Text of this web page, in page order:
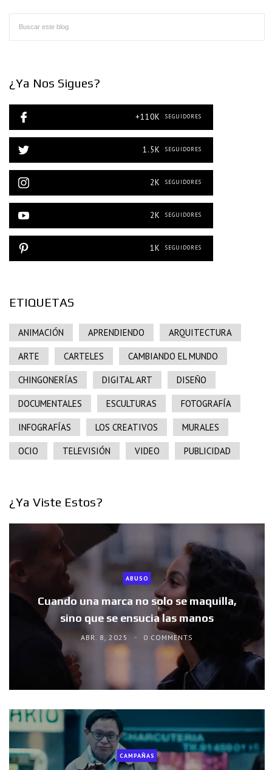
¿Ya Nos Sigues?
+110K SEGUIDORES
1.5K SEGUIDORES
2K SEGUIDORES
2K SEGUIDORES
1K SEGUIDORES
ETIQUETAS
ANIMACIÓN APRENDIENDO ARQUITECTURA
ARTE CARTELES CAMBIANDO EL MUNDO
CHINGONERÍAS DIGITAL ART DISEÑO
DOCUMENTALES ESCULTURAS FOTOGRAFÍA
INFOGRAFÍAS LOS CREATIVOS MURALES
OCIO TELEVISIÓN VIDEO PUBLICIDAD
¿Ya Viste Estos?
ABUSO
Cuando una marca no solo se maquilla,
sino que se ensucia las manos
ABR. 8, 2025 0 COMMENTS
CAMPAÑAS